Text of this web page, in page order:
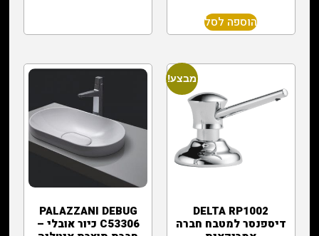
הוספה לסל
מבצע!
DELTA RP1002
דיספנסר למטבח חברה
PALAZZANI DEBUG
C53306 כיור אובלי –